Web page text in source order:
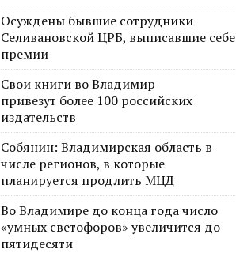
Осуждены бывшие сотрудники
Селивановской ЦРБ, выписавшие себе
премии
Свои книги во Владимир
привезут более 100 российских
издательств
Собянин: Владимирская область в
числе регионов, в которые
планируется продлить МЦД
Во Владимире до конца года число
«умных светофоров» увеличится до
пятидесяти